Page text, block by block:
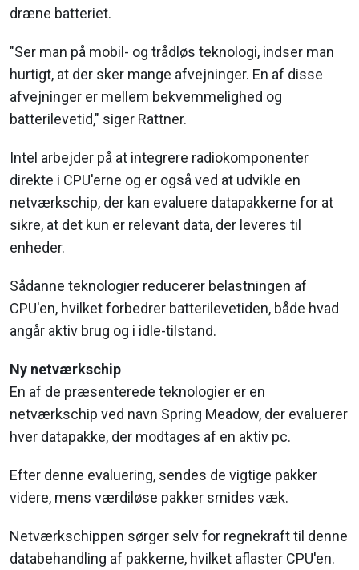
dræne batteriet.
"Ser man på mobil- og trådløs teknologi, indser man
hurtigt, at der sker mange afvejninger. En af disse
afvejninger er mellem bekvemmelighed og
batterilevetid," siger Rattner.
Intel arbejder på at integrere radiokomponenter
direkte i CPU'erne og er også ved at udvikle en
netværkschip, der kan evaluere datapakkerne for at
sikre, at det kun er relevant data, der leveres til
enheder.
Sådanne teknologier reducerer belastningen af
CPU'en, hvilket forbedrer batterilevetiden, både hvad
angår aktiv brug og i idle-tilstand.
Ny netværkschip
En af de præsenterede teknologier er en
netværkschip ved navn Spring Meadow, der evaluerer
hver datapakke, der modtages af en aktiv pc.
Efter denne evaluering, sendes de vigtige pakker
videre, mens værdiløse pakker smides væk.
Netværkschippen sørger selv for regnekraft til denne
databehandling af pakkerne, hvilket aflaster CPU'en.